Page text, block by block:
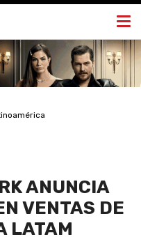
ANUNCIA
VENTAS DE
LATAM